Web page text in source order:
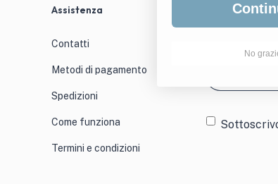
Assistenza
Contatti
Metodi di pagamento
Spedizioni
Come funziona
Termini e condizioni
Iscriviti per
No